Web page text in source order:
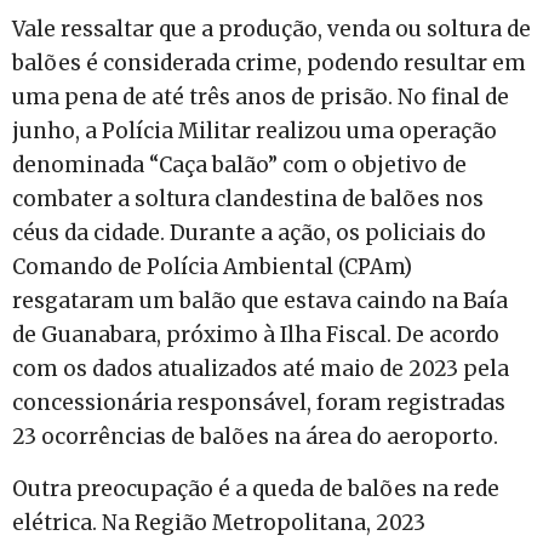
Vale ressaltar que a produção, venda ou soltura de
balões é considerada crime, podendo resultar em
uma pena de até três anos de prisão. No final de
junho, a Polícia Militar realizou uma operação
denominada “Caça balão” com o objetivo de
combater a soltura clandestina de balões nos
céus da cidade. Durante a ação, os policiais do
Comando de Polícia Ambiental (CPAm)
resgataram um balão que estava caindo na Baía
de Guanabara, próximo à Ilha Fiscal. De acordo
com os dados atualizados até maio de 2023 pela
concessionária responsável, foram registradas
23 ocorrências de balões na área do aeroporto.
Outra preocupação é a queda de balões na rede
elétrica. Na Região Metropolitana, 2023